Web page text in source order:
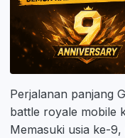
Perjalanan panjang
battle royale mobile
Memasuki usia ke-